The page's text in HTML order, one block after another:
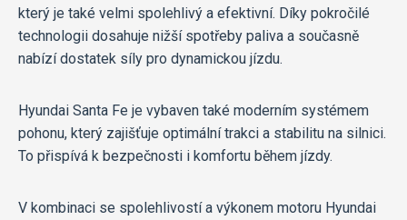
který je také velmi spolehlivý a efektivní. Díky pokročilé
technologii dosahuje nižší spotřeby paliva a současně
nabízí dostatek síly pro dynamickou jízdu.
Hyundai Santa Fe je vybaven také moderním systémem
pohonu, který zajišťuje optimální trakci a stabilitu na silnici.
To přispívá k bezpečnosti i komfortu během jízdy.
V kombinaci se spolehlivostí a výkonem motoru Hyundai